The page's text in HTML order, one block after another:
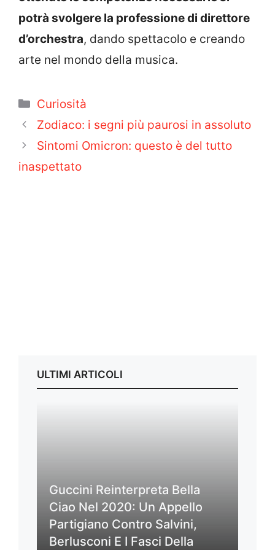
potrà svolgere la professione di direttore
d’orchestra, dando spettacolo e creando
arte nel mondo della musica.
Categorie
Curiosità
Zodiaco: i segni più paurosi in assoluto
Sintomi Omicron: questo è del tutto
inaspettato
ULTIMI ARTICOLI
Guccini Reinterpreta Bella
Ciao Nel 2020: Un Appello
Partigiano Contro Salvini,
Berlusconi E I Fasci Della